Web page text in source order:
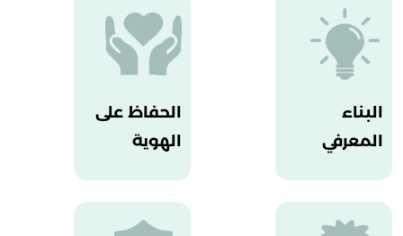
البناء
المعرفي
الحفاظ على
الهوية